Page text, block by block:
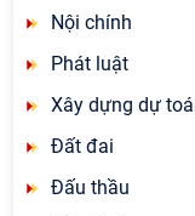
Nội chính
Phát luật
Xây dựng dự
Đất đai
Đấu thầu